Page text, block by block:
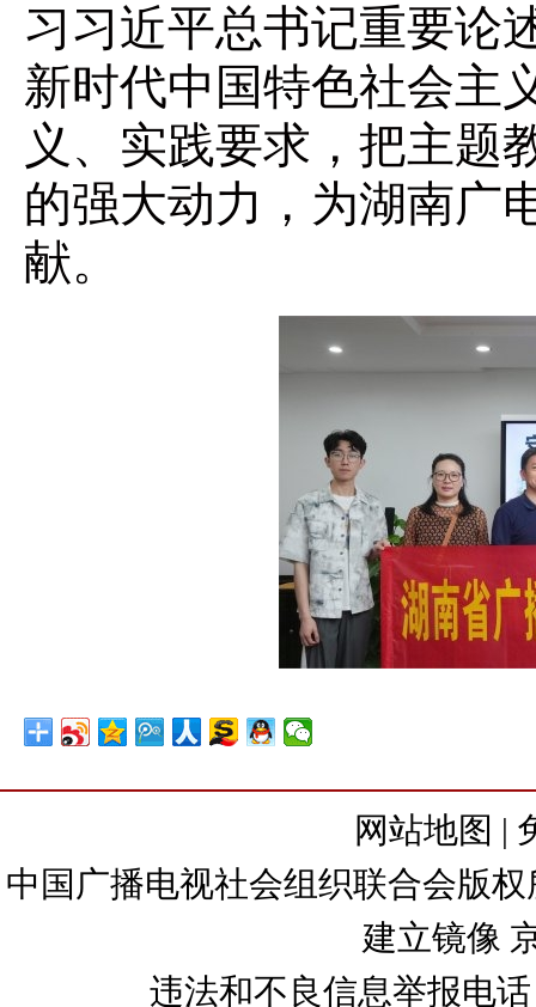
习习近平总书记重要论
新时代中国特色社会主
义、实践要求，把主题
的强大动力，为湖南广
献。
网站地图 |
中国广播电视社会组织联合会版
建立镜像
违法和不良信息举报电